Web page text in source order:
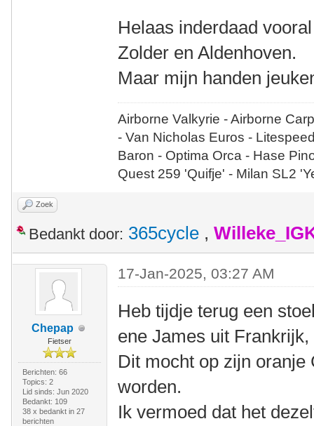
Helaas inderdaad
Zolder en Aldenhoven.
Maar mijn handen
Airborne Valkyrie - Airborne
- Van Nicholas Euros -
Baron - Optima Orca - Hase
Quest 259 'Quifje' - Milan SL2
Zoek
Bedankt door: 365cycle ,
Chepap
Fietser
Berichten: 66
Topics: 2
Lid sinds: Jun 2020
Bedankt: 109
38 x bedankt in 27
berichten
17-Jan-2025, 03:27 AM
Heb tijdje terug een
ene James uit
Dit mocht op zijn
worden.
Ik vermoed dat het